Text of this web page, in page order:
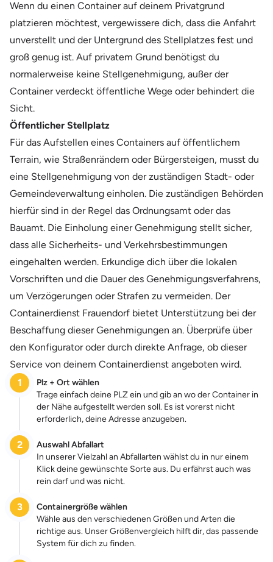
Wenn du einen Container auf deinem Privatgrund
platzieren möchtest, vergewissere dich, dass die Anfahrt
unverstellt und der Untergrund des Stellplatzes fest und
groß genug ist. Auf privatem Grund benötigst du
normalerweise keine Stellgenehmigung, außer der
Container verdeckt öffentliche Wege oder behindert die
Sicht.
Öffentlicher Stellplatz
Für das Aufstellen eines Containers auf öffentlichem
Terrain, wie Straßenrändern oder Bürgersteigen, musst du
eine Stellgenehmigung von der zuständigen Stadt- oder
Gemeindeverwaltung einholen. Die zuständigen Behörden
hierfür sind in der Regel das Ordnungsamt oder das
Bauamt. Die Einholung einer Genehmigung stellt sicher,
dass alle Sicherheits- und Verkehrsbestimmungen
eingehalten werden. Erkundige dich über die lokalen
Vorschriften und die Dauer des Genehmigungsverfahrens,
um Verzögerungen oder Strafen zu vermeiden. Der
Containerdienst Frauendorf bietet Unterstützung bei der
Beschaffung dieser Genehmigungen an. Überprüfe über
den Konfigurator oder durch direkte Anfrage, ob dieser
Service von deinem Containerdienst angeboten wird.
1
Plz + Ort wählen
Trage einfach deine PLZ ein und gib an wo der Container in
der Nähe aufgestellt werden soll. Es ist vorerst nicht
erforderlich, deine Adresse anzugeben.
2
Auswahl Abfallart
In unserer Vielzahl an Abfallarten wählst du in nur einem
Klick deine gewünschte Sorte aus. Du erfährst auch was
rein darf und was nicht.
3
Containergröße wählen
Wähle aus den verschiedenen Größen und Arten die
richtige aus. Unser Größenvergleich hilft dir, das passende
System für dich zu finden.